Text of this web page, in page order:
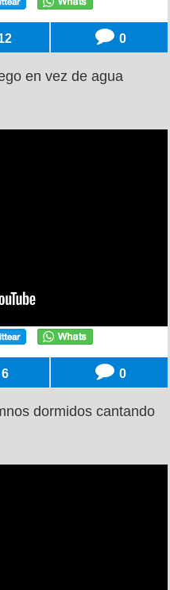
0
en vez de agua
6 0
dormidos cantando